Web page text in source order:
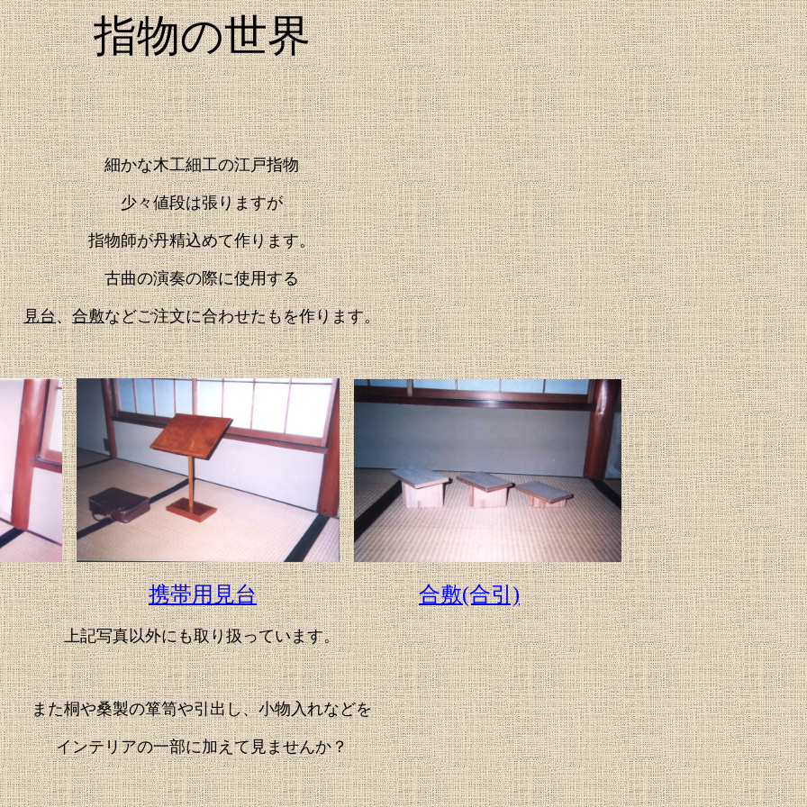
指物の世界
細かな木工細工の江戸指物
少々値段は張りますが
指物師が丹精込めて作ります。
古曲の演奏の際に使用する
見台、合敷などご注文に合わせたもを作ります。
携帯用見台 合敷(合引)
上記写真以外にも取り扱っています。
また桐や桑製の箪笥や引出し、小物入れなどを
インテリアの一部に加えて見ませんか？